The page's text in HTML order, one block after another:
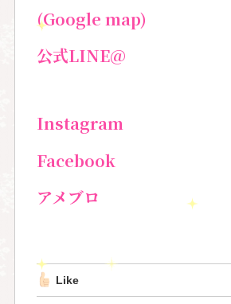
(Google map)
公式LINE@
Instagram
Facebook
アメブロ
Like